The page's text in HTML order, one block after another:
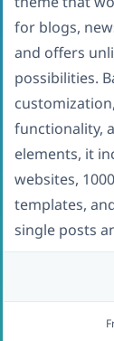
for blogs,
and offers
possibilities.
functionality,
elements, it
websites,
templates,
single posts